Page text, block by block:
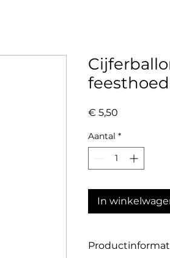
€ 5,50
Aantal *
In